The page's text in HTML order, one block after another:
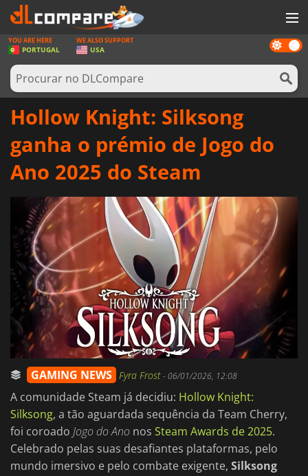
JOGOS
GAME CARDS
SOFTWARE
HARDWARE
ENTRAR OU REGISTAR
Dark
mode
YOU ARE HERE
PORTUGAL
WE ALSO SUPPORT
USA
Hollow Knight: Silksong
ganha o prémio de Jogo do
Ano 2025 do Steam
GAMING NEWS Fyra Frost-06/01/2026, 12:08
A comunidade Steam já decidiu: Hollow Knight:
Silksong, a tão aguardada sequência da Team Cherry,
foi coroado Jogo do Ano nos Steam Awards de 2025.
Celebrado pelas suas desafiantes plataformas, pelo
mundo imersivo e pelo combate exigente, Silksong